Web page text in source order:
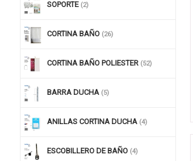
SOPORTE (2)
CORTINA BAÑO (26)
CORTINA BAÑO POLIESTER (52)
BARRA DUCHA (5)
ANILLAS CORTINA DUCHA (4)
ESCOBILLERO DE BAÑO (4)